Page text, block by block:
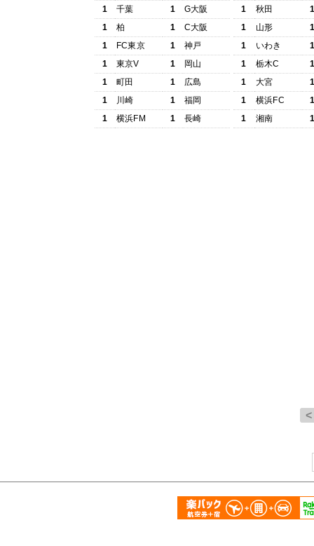
1
千葉 1
G大阪
1
柏 1
C大阪
1
FC東京 1
神戸
1
東京V 1
岡山
1
町田 1
広島
1
川崎 1
福岡
1
横浜FM 1 長崎
1
秋田
1
山形
1
いわき
1
栃木C
1
大宮
1
横浜FC
1
湘南